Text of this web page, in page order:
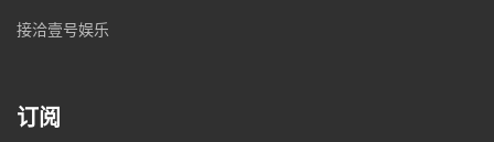
接洽壹号娱乐
订阅